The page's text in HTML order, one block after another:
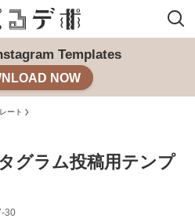
Templates
NOW
ート
グラム投稿用テンプ
30